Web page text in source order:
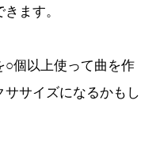
ます。
個以上使って曲を作
サイズになるかもし